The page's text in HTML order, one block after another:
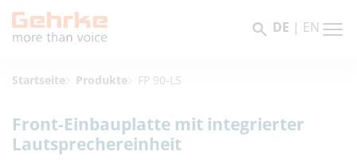
DE | EN
Startseite Produkte FP 90-LS
Front-Einbauplatte mit integrierter
Lautsprechereinheit